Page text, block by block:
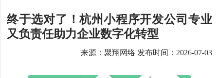
终于选对了！杭州小程序开发公司专业
又负责任助力企业数字化转型
来源：聚翔网络 发布时间：2026-07-03